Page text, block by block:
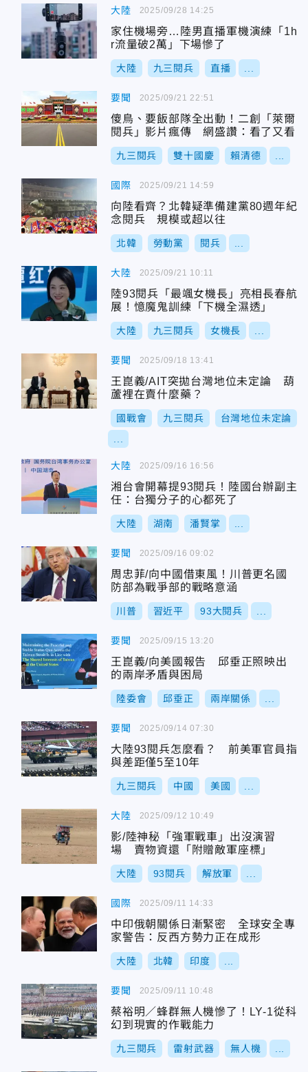
大陸
家住機場旁…陸男直播軍機演練「1h
r流量破2萬」下場慘了
大陸 九三閱兵 直播
2025/09/28 14:25
要聞
傻鳥、要飯部隊全出動！二創「萊爾
閱兵」影片瘋傳 網盛讚：看了又看
九三閱兵 雙十國慶 賴清德
2025/09/21 22:51
國際
向陸看齊？北韓疑準備建黨80週年紀
念閱兵 規模或超以往
北韓 勞動黨 閱兵
2025/09/21 14:59
大陸
陸93閱兵「最颯女機長」亮相長春航
展！憶魔鬼訓練「下機全濕透」
大陸 九三閱兵 女機長
2025/09/21 10:11
要聞
王崑義/AIT突拋台灣地位未定論 葫
蘆裡在賣什麼藥？
國戰會 九三閱兵 台灣地位未定論
2025/09/18 13:41
大陸
湘台會開幕提93閱兵！陸國台辦副主
任：台獨分子的心都死了
大陸 湖南 潘賢掌
2025/09/16 16:56
要聞
周忠菲/向中國借東風！川普更名國
防部為戰爭部的戰略意涵
川普 習近平 93大閱兵
2025/09/16 09:02
要聞
王崑義/向美國報告 邱垂正照映出
的兩岸矛盾與困局
陸委會 邱垂正 兩岸關係
2025/09/15 13:20
要聞
大陸93閱兵怎麼看？ 前美軍官員指
與差距僅5至10年
九三閱兵 中國 美國
2025/09/14 07:30
大陸
影/陸神秘「強軍戰車」出沒演習
場 賣物資還「附贈敵軍座標」
大陸 93閱兵 解放軍
2025/09/12 10:49
國際
中印俄朝關係日漸緊密 全球安全專
家警告：反西方勢力正在成形
大陸 北韓 印度
2025/09/11 14:33
要聞
蔡裕明／蜂群無人機慘了！LY-1從科
幻到現實的作戰能力
九三閱兵 雷射武器 無人機
2025/09/11 10:48